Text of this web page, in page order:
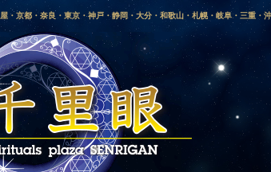
・京都・奈良・東京・神戸・静岡・大分・和歌山・札幌・岐阜・三重・
形・岡山・横浜・千葉・福島・岩手・高知・熊本・群馬・滋賀・福井・仙
金沢・佐賀・長崎・鳥取・富山・新潟・秋田・青森・島根に店舗を構える